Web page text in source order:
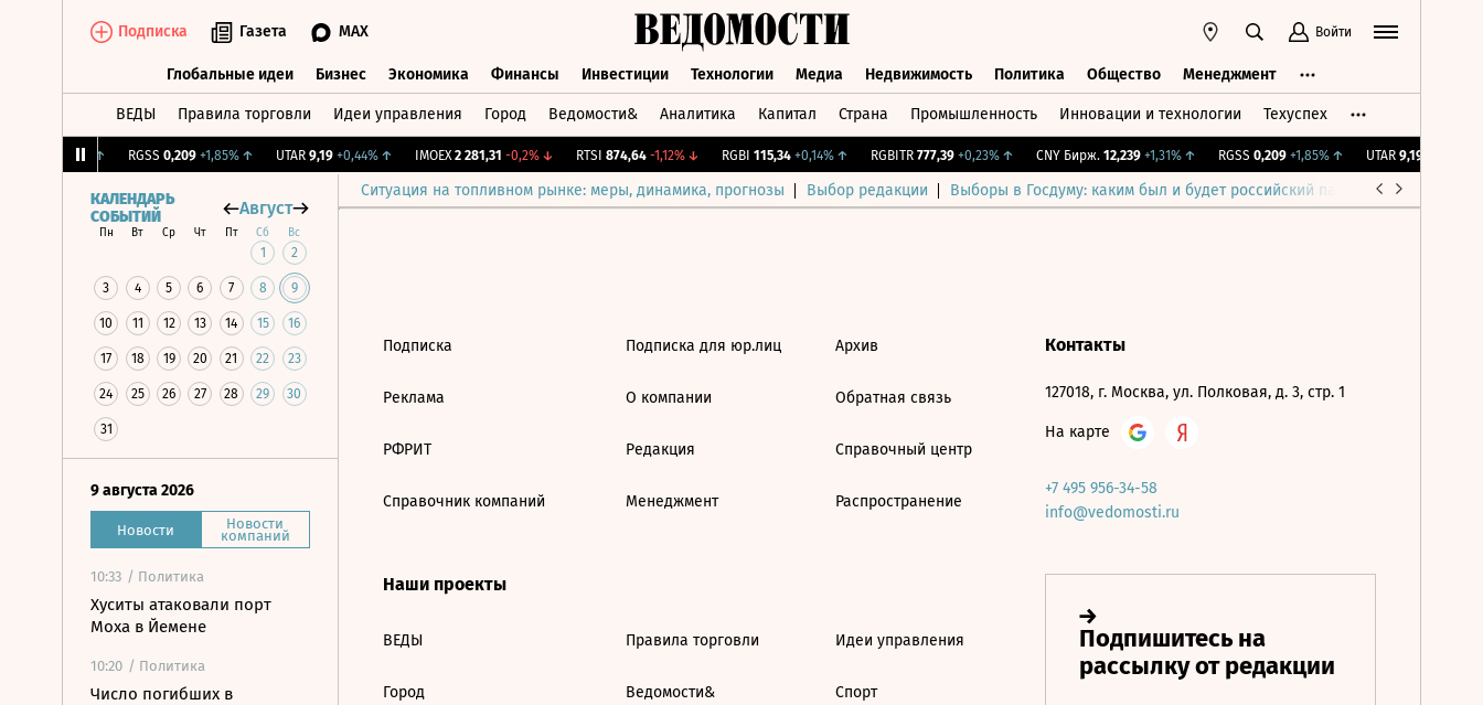
Подписка Газета MAX Войти
Глобальные идеи Бизнес Экономика Финансы Инвестиции Технологии Медиа Недвижимость Политика Общество Менеджмент
ВЕДЫ Правила торговли Идеи управления Город Ведомости& Аналитика Капитал Страна Промышленность Инновации и технологии Техуспех
RGSS 0,209 +1,85%↑ UTAR 9,19 +0,44%↑ IMOEX 2 281,31 -0,2%↓ RTSI 874,64 -1,12%↓ RGBI 115,34 +0,14%↑ RGBITR 777,39 +0,23%↑ CNY Бирж. 12,239 +1,31%↑ RGSS 0,209 +1,85%↑ UTAR 9,19 +0,44%
Ситуация на топливном рынке: меры, динамика, прогнозы Выбор редакции Выборы в Госдуму: каким был и будет российский парламент
КАЛЕНДАРЬ
СОБЫТИЙ
Август
Пн Вт Ср Чт Пт Сб Вс
1 2
3 4 5 6 7 8 9
10 11 12 13 14 15 16
17 18 19 20 21 22 23
24 25 26 27 28 29 30
31
9 августа 2026
Новости Новости
компаний
10:33 / Политика
Хуситы атаковали порт
Моха в Йемене
10:20 / Политика
Число погибших в
Подписка
Реклама
РФРИТ
Справочник компаний
Подписка для юр.лиц
О компании
Редакция
Менеджмент
Архив
Обратная связь
Справочный центр
Распространение
Наши проекты
ВЕДЫ
Город
Правила торговли
Ведомости&
Идеи управления
Спорт
Контакты
127018, г. Москва, ул. Полковая, д. 3, стр. 1
На карте
+7 495 956-34-58
info@vedomosti.ru